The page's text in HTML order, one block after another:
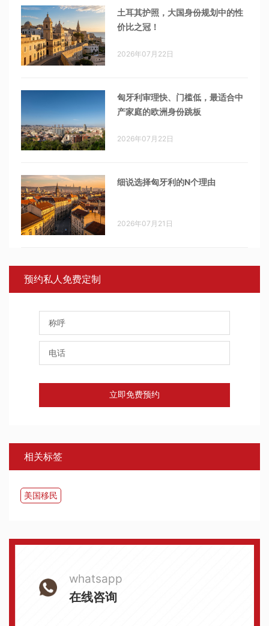
土耳其护照，大国身份规划中的性
价比之冠！
2026年07月22日
匈牙利审理快、门槛低，最适合中
产家庭的欧洲身份跳板
2026年07月22日
细说选择匈牙利的N个理由
2026年07月21日
预约私人免费定制
立即免费预约
相关标签
美国移民
whatsapp
在线咨询